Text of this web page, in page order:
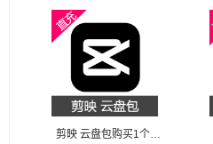
剪映 云盘包购买1个月